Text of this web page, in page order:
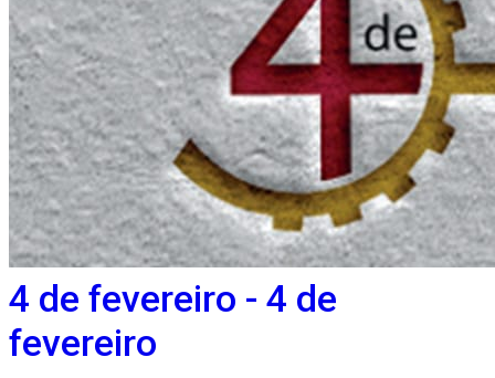
4 de fevereiro - 4 de
fevereiro